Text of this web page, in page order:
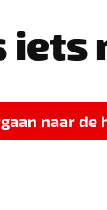
iets
naar de